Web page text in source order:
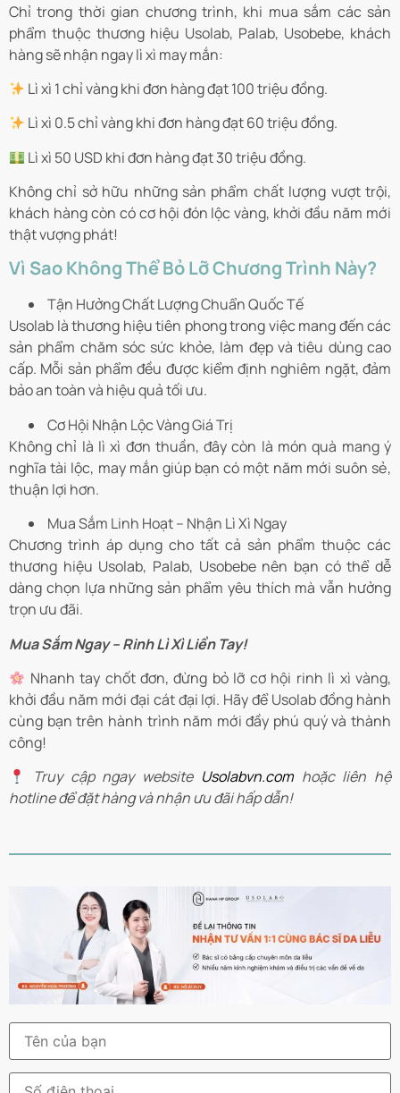
Chỉ trong thời gian chương trình, khi mua sắm các sản
phẩm thuộc thương hiệu Usolab, Palab, Usobebe, khách
hàng sẽ nhận ngay lì xì may mắn:
Lì xì 1 chỉ vàng khi đơn hàng đạt 100 triệu đồng.
Lì xì 0.5 chỉ vàng khi đơn hàng đạt 60 triệu đồng.
Lì xì 50 USD khi đơn hàng đạt 30 triệu đồng.
Không chỉ sở hữu những sản phẩm chất lượng vượt trội,
khách hàng còn có cơ hội đón lộc vàng, khởi đầu năm mới
thật vượng phát!
Vì Sao Không Thể Bỏ Lỡ Chương Trình Này?
Tận Hưởng Chất Lượng Chuẩn Quốc Tế
Usolab là thương hiệu tiên phong trong việc mang đến các
sản phẩm chăm sóc sức khỏe, làm đẹp và tiêu dùng cao
cấp. Mỗi sản phẩm đều được kiểm định nghiêm ngặt, đảm
bảo an toàn và hiệu quả tối ưu.
Cơ Hội Nhận Lộc Vàng Giá Trị
Không chỉ là lì xì đơn thuần, đây còn là món quà mang ý
nghĩa tài lộc, may mắn giúp bạn có một năm mới suôn sẻ,
thuận lợi hơn.
Mua Sắm Linh Hoạt – Nhận Lì Xì Ngay
Chương trình áp dụng cho tất cả sản phẩm thuộc các
thương hiệu Usolab, Palab, Usobebe nên bạn có thể dễ
dàng chọn lựa những sản phẩm yêu thích mà vẫn hưởng
trọn ưu đãi.
Mua Sắm Ngay – Rinh Lì Xì Liền Tay!
Nhanh tay chốt đơn, đừng bỏ lỡ cơ hội rinh lì xì vàng,
khởi đầu năm mới đại cát đại lợi. Hãy để Usolab đồng hành
cùng bạn trên hành trình năm mới đầy phú quý và thành
công!
Truy cập ngay website Usolabvn.comhoặc liên hệ
hotline để đặt hàng và nhận ưu đãi hấp dẫn!